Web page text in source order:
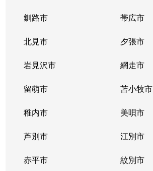
釧路市 帯広市
北見市 夕張市
岩見沢市 網走市
留萌市 苫小牧市
稚内市 美唄市
芦別市 江別市
赤平市 紋別市